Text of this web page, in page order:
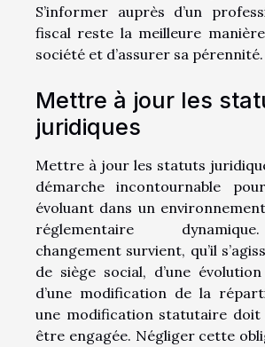
S’informer auprès d’un
fiscal reste la meilleure
société et d’assurer sa pérennité.
Mettre à jour les
juridiques
Mettre à jour les statuts
démarche incontournable
évoluant dans un
réglementaire
changement survient, qu’il
de siège social, d’une
d’une modification de la
une modification statutaire doit
être engagée. Négliger cette